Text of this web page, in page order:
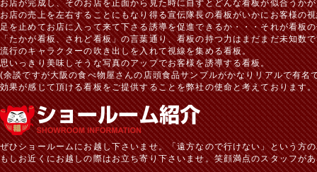
お店が完成し、そのお店を正面から見た時に自ずとどんな看板が似合うか
お店の売上を左右することにもなり得る宣伝隊長の看板がいかにお客様の
足を止めてお店に入って来て下さる誘導を促進できるか・・・それが看板
「たかが看板、されど看板」の言葉通り、看板の持つ力はまだまだ未知数
流行のキャラクターの吹き出しを入れて視線を集める看板。
思いっきり美味しそうな写真のアップでお客様を誘導する看板。
(余談ですが大阪の食べ物屋さんの店頭食品サンプルがかなりリアルで有名
効果が感じて頂ける看板をご提供することを弊社の使命と考えております。
ぜひショールームにお越し下さいませ。「遠方なので行けない」という方
もしお近くにお越しの際はお立ち寄り下さいませ。笑顔満点のスタッフが